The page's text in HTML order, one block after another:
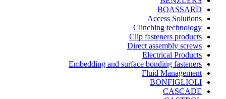
BOASSARD
Access Solutions
Clinching technology
Clip fasteners products
Direct assembly screws
Electrical Products
Embedding and surface bonding fasteners
Fluid Management
BONFIGLIOLI
CASCADE